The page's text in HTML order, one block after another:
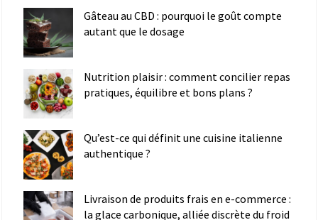
Gâteau au CBD : pourquoi le goût compte
autant que le dosage
Nutrition plaisir : comment concilier repas
pratiques, équilibre et bons plans ?
Qu’est-ce qui définit une cuisine italienne
authentique ?
Livraison de produits frais en e-commerce :
la glace carbonique, alliée discrète du froid